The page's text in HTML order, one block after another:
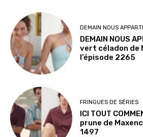
DEMAIN NOUS
DEMAIN NOUS
vert céladon de
l’épisode 2265
FRINGUES DE SÉRIES
ICI TOUT
prune de
1497